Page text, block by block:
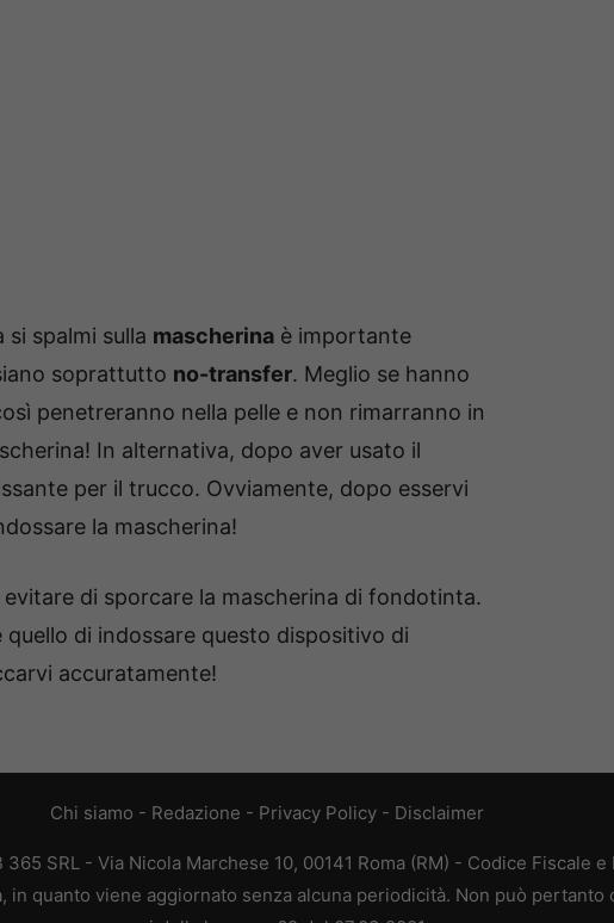
spalmi sulla mascherina è importante
soprattutto no-transfer. Meglio se hanno
penetreranno nella pelle e non rimarranno in
In alternativa, dopo aver usato il
per il trucco. Ovviamente, dopo esservi
la mascherina!
di sporcare la mascherina di fondotinta.
quello di indossare questo dispositivo di
accuratamente!
Chi siamo - Redazione - Privacy Policy - Disclaimer
SRL - Via Nicola Marchese 10, 00141 Roma (RM) - Codice Fiscale e
quanto viene aggiornato senza alcuna periodicità. Non può